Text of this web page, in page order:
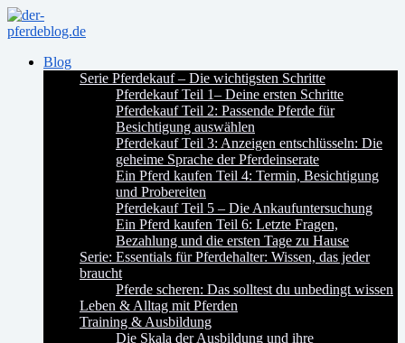
Blog
Serie Pferdekauf – Die wichtigsten Schritte
Pferdekauf Teil 1– Deine ersten Schritte
Pferdekauf Teil 2: Passende Pferde für
Besichtigung auswählen
Pferdekauf Teil 3: Anzeigen entschlüsseln: Die
geheime Sprache der Pferdeinserate
Ein Pferd kaufen Teil 4: Termin, Besichtigung
und Probereiten
Pferdekauf Teil 5 – Die Ankaufuntersuchung
Ein Pferd kaufen Teil 6: Letzte Fragen,
Bezahlung und die ersten Tage zu Hause
Serie: Essentials für Pferdehalter: Wissen, das jeder
braucht
Pferde scheren: Das solltest du unbedingt wissen
Leben & Alltag mit Pferden
Training & Ausbildung
Die Skala der Ausbildung und ihre